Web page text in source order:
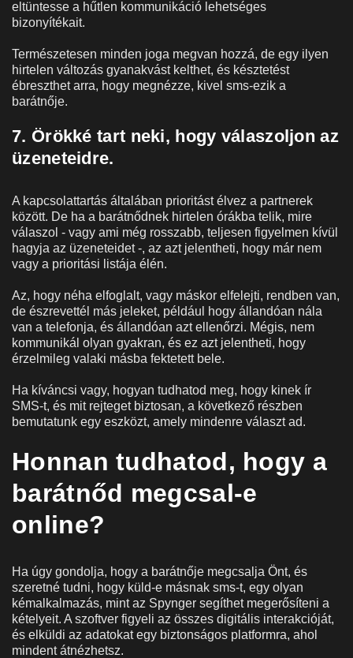
eltüntesse a hűtlen kommunikáció lehetséges
bizonyítékait.
Természetesen minden joga megvan hozzá, de egy ilyen
hirtelen változás gyanakvást kelthet, és késztetést
ébreszthet arra, hogy megnézze, kivel sms-ezik a
barátnője.
7. Örökké tart neki, hogy válaszoljon az
üzeneteidre.
A kapcsolattartás általában prioritást élvez a partnerek
között. De ha a barátnődnek hirtelen órákba telik, mire
válaszol - vagy ami még rosszabb, teljesen figyelmen kívül
hagyja az üzeneteidet -, az azt jelentheti, hogy már nem
vagy a prioritási listája élén.
Az, hogy néha elfoglalt, vagy máskor elfelejti, rendben van,
de észrevettél más jeleket, például hogy állandóan nála
van a telefonja, és állandóan azt ellenőrzi. Mégis, nem
kommunikál olyan gyakran, és ez azt jelentheti, hogy
érzelmileg valaki másba fektetett bele.
Ha kíváncsi vagy, hogyan tudhatod meg, hogy kinek ír
SMS-t, és mit rejteget biztosan, a következő részben
bemutatunk egy eszközt, amely mindenre választ ad.
Honnan tudhatod, hogy a
barátnőd megcsal-e
online?
Ha úgy gondolja, hogy a barátnője megcsalja Önt, és
szeretné tudni, hogy küld-e másnak sms-t, egy olyan
kémalkalmazás, mint az Spynger segíthet megerősíteni a
kételyeit. A szoftver figyeli az összes digitális interakcióját,
és elküldi az adatokat egy biztonságos platformra, ahol
mindent átnézhetsz.